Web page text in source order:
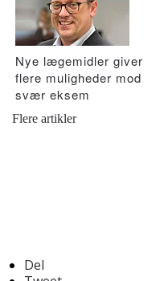
Nye lægemidler giver
flere muligheder mod
svær eksem
Flere artikler
Del